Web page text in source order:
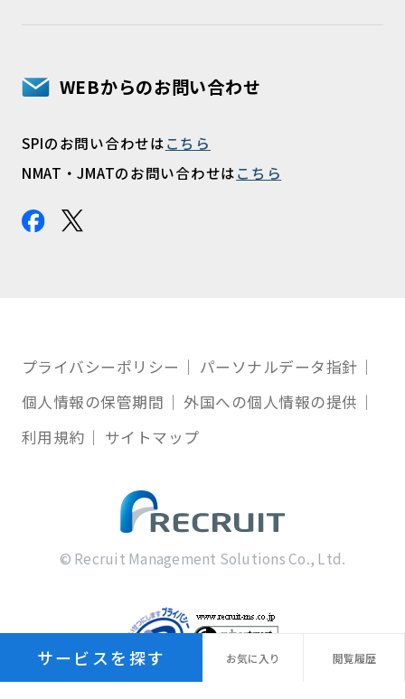
サービスを探す お気に 入り 閲覧履歴
WEBからのお問い合わせ
SPIのお問い合わせはこちら
NMAT・JMATのお問い合わせはこちら
プライバシーポリシー
パーソナルデータ指針
個人情報の保管期間
外国への個人情報の提供
利用規約
サイトマップ
© Recruit Management Solutions Co., Ltd.